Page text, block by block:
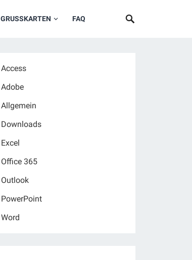
GRUSSKARTEN FAQ
Access
Adobe
Allgemein
Downloads
Excel
Office 365
Outlook
PowerPoint
Word